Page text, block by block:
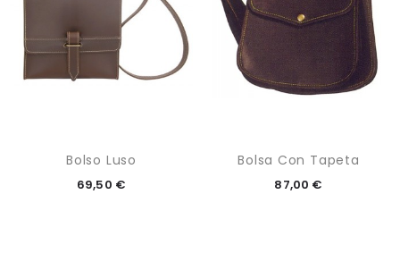
Bolso Luso
69,50 €
Bolsa Con Tapeta
87,00 €